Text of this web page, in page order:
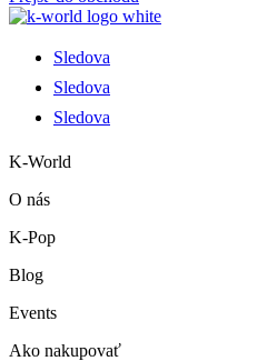
Sledova
Sledova
Sledova
K-World
O nás
K-Pop
Blog
Events
Ako nakupovať